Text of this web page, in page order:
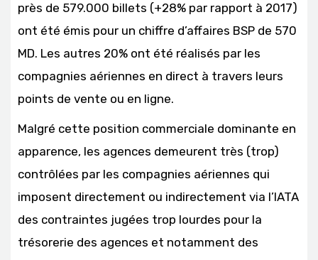
près de 579.000 billets (+28% par rapport à 2017)
ont été émis pour un chiffre d’affaires BSP de 570
MD. Les autres 20% ont été réalisés par les
compagnies aériennes en direct à travers leurs
points de vente ou en ligne.
Malgré cette position commerciale dominante en
apparence, les agences demeurent très (trop)
contrôlées par les compagnies aériennes qui
imposent directement ou indirectement via l’IATA
des contraintes jugées trop lourdes pour la
trésorerie des agences et notamment des